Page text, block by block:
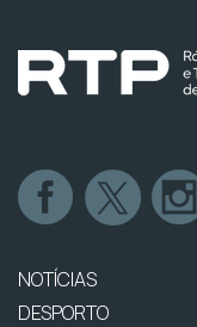
NOTÍCIAS
DESPORTO